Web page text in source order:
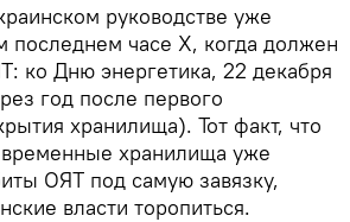
руководстве уже
последнем часе Х, когда должен
ко Дню энергетика, 22 декабря
год после первого
хранилища). Тот факт, что
хранилища уже
ОЯТ под самую завязку,
власти торопиться.